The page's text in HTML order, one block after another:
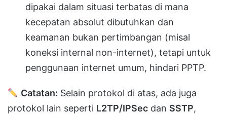
dipakai dalam situasi terbatas di mana
kecepatan absolut dibutuhkan dan
keamanan bukan pertimbangan (misal
koneksi internal non-internet), tetapi untuk
penggunaan internet umum, hindari PPTP.
Catatan: Selain protokol di atas, ada juga
protokol lain seperti L2TP/IPSec dan SSTP,